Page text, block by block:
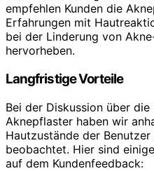
empfehlen Kunden die
Erfahrungen mit
bei der Linderung von
hervorheben.
Langfristige Vorteile
Bei der Diskussion über
Aknepflaster haben wir
Hautzustände der
beobachtet. Hier sind
auf dem Kundenfeedback: